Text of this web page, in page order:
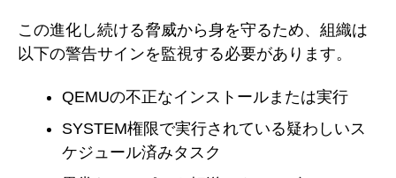
この進化し続ける脅威から身を守るため、組織は
以下の警告サインを監視する必要があります。
QEMUの不正なインストールまたは実行
SYSTEM権限で実行されている疑わしいス
ケジュール済みタスク